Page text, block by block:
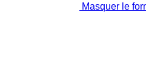
Masquer le